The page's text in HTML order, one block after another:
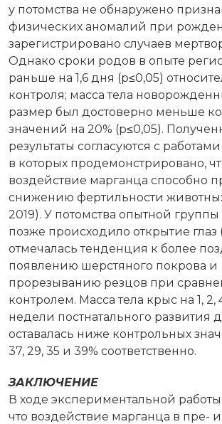
у потомства не обнаружено
физических аномалий при
зарегистрировано случаев
Однако сроки родов в опыте
раньше на 1,6 дня (р≤0,05)
контроля; масса тела
размер был достоверно меньше
значений на 20% (р≤0,05).
результаты согласуются с
в которых продемонстрировано,
воздействие марганца способно
снижению фертильности
2019). У потомства опытной группы
позже происходило открытие глаз
отмечалась тенденция к более
появлению шерстяного покрова и
прорезыванию резцов при
контролем. Масса тела крыс на 1, 2,
недели постнатального развития
оставалась ниже контрольных
37, 29, 35 и 39% соответственно.
ЗАКЛЮЧЕНИЕ
В ходе экспериментальной работы
что воздействие марганца в пре- и